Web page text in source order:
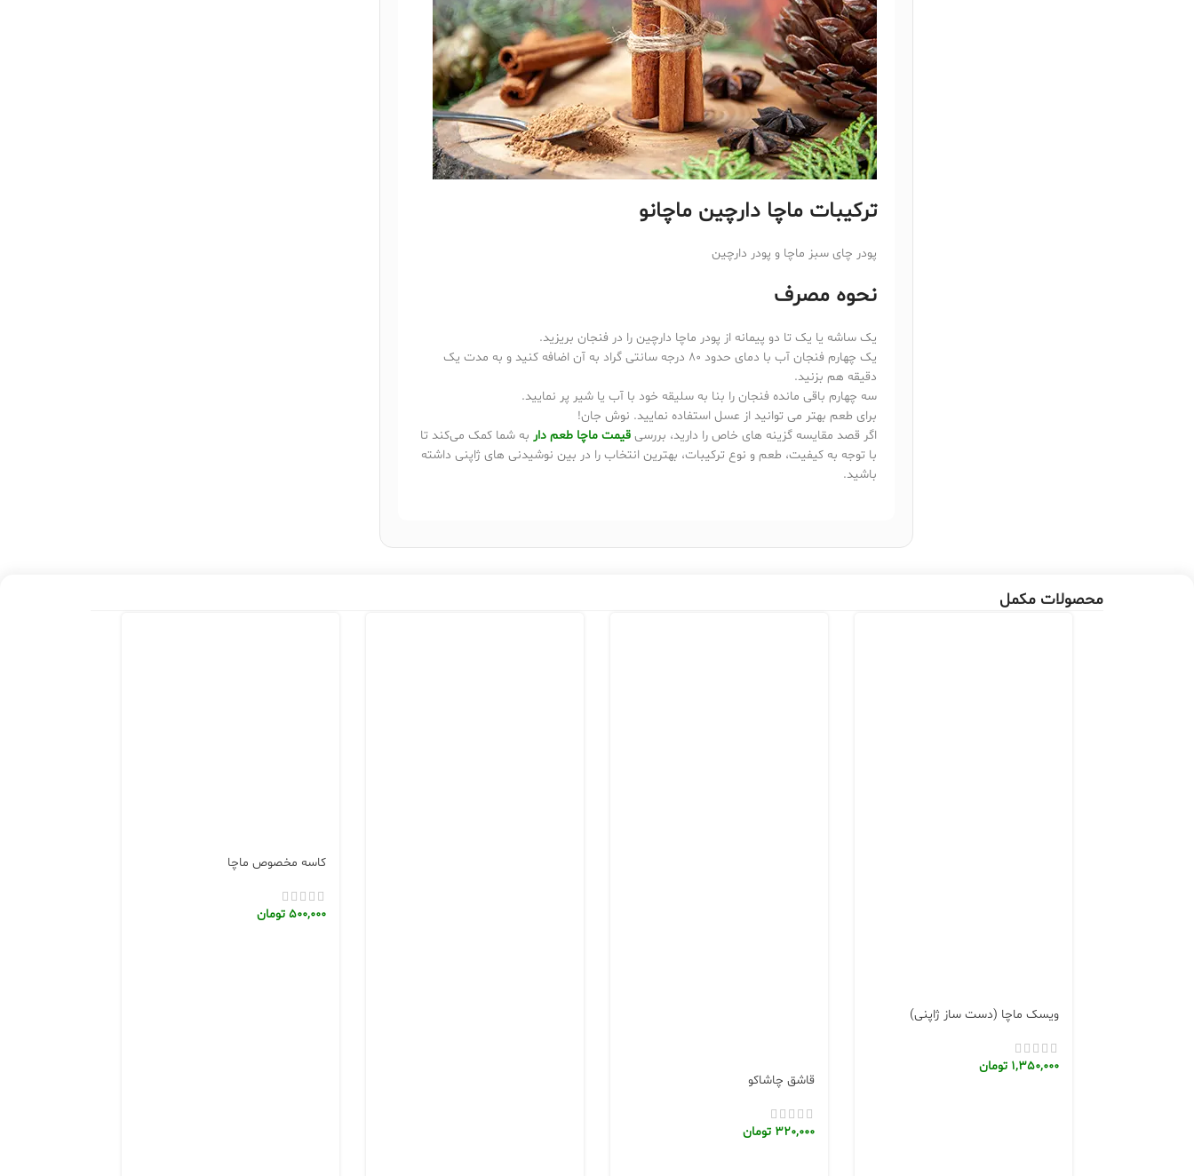
ترکیبات ماچا دارچین ماچانو
پودر چای سبز ماچا و پودر دارچین
نحوه مصرف
یک ساشه یا یک تا دو پیمانه از پودر ماچا دارچین را در فنجان بریزید.
یک چهارم فنجان آب با دمای حدود 80 درجه سانتی گراد به‌ آن اضافه کنید و به مدت یک
دقیقه هم بزنید.
سه چهارم باقی مانده فنجان را بنا به سلیقه خود با آب یا شیر پر نمایید.
برای طعم بهتر می توانید از عسل استفاده نمایید. نوش جان!
اگر قصد مقایسه گزینه‌ های خاص را دارید، بررسیقیمت ماچا طعم دار به شما کمک می‌کند تا
با توجه به کیفیت، طعم و نوع ترکیبات، بهترین انتخاب را در بین نوشیدنی های ژاپنی داشته
باشید.
محصولات مکمل
ویسک ماچا (دست ساز ژاپنی)
1,350,000 تومان
قاشق چاشاکو
320,000 تومان
کاسه مخصوص ماچا
500,000 تومان